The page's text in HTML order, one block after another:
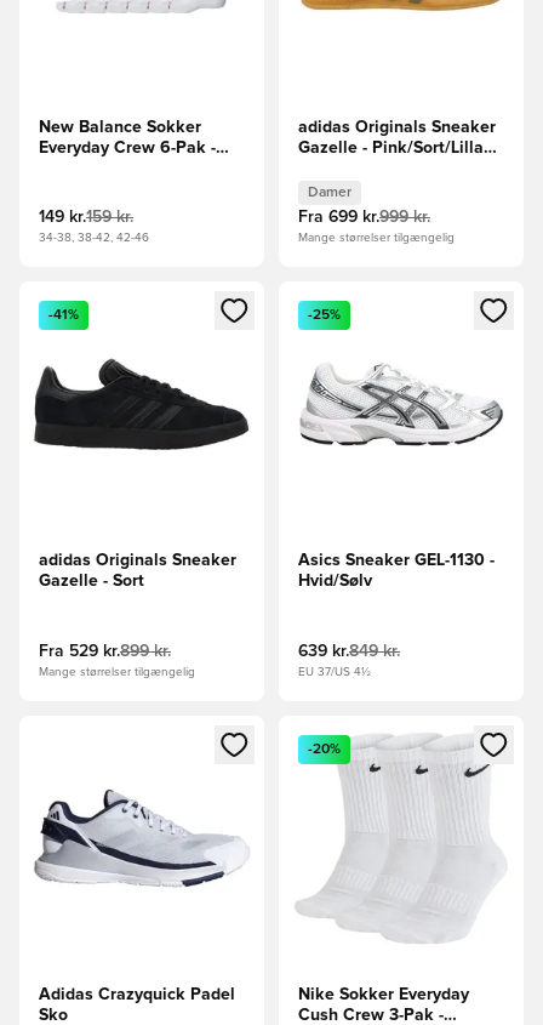
New Balance Sokker
Everyday Crew 6-Pak -
149 kr.159 kr.
34-38, 38-42, 42-46
adidas Originals Sneaker
Gazelle - Pink/Sort/Lilla
Damer
Fra 699 kr.999 kr.
Mange størrelser tilgængelig
Åbner en Modal til at logge ind eller tilmelde dig som
-41%
adidas Originals Sneaker
Gazelle - Sort
Fra 529 kr.899 kr.
Mange størrelser tilgængelig
Åbner en Modal til at logge
-25%
Asics Sneaker GEL-1130 -
Hvid/Sølv
639 kr.849 kr.
EU 37/US 4½
Åbner en Modal til at logge ind eller tilmelde dig som
Adidas Crazyquick Padel
Sko
Åbner en Modal til at logge
-20%
Nike Sokker Everyday
Cush Crew 3-Pak -